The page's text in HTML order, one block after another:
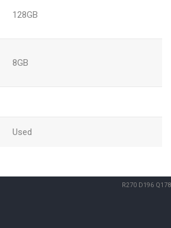
128GB
8GB
Used
R270 D196 Q178